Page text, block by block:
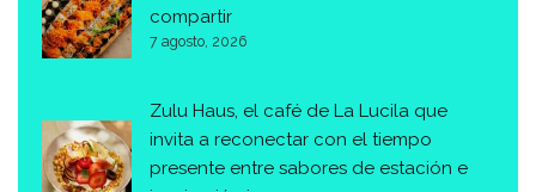
compartir
7 agosto, 2026
Zulu Haus, el café de La Lucila que
invita a reconectar con el tiempo
presente entre sabores de estación e